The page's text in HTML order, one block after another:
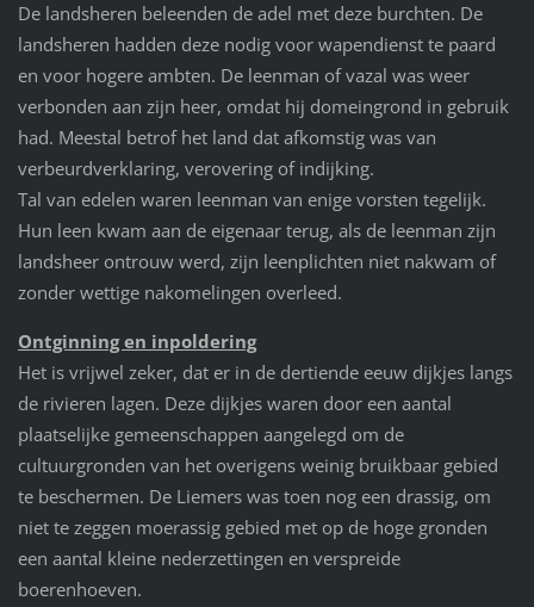
De landsheren beleenden de adel met deze burchten. De
landsheren hadden deze nodig voor wapendienst te paard
en voor hogere ambten. De leenman of vazal was weer
verbonden aan zijn heer, omdat hij domeingrond in gebruik
had. Meestal betrof het land dat afkomstig was van
verbeurdverklaring, verovering of indijking.
Tal van edelen waren leenman van enige vorsten tegelijk.
Hun leen kwam aan de eigenaar terug, als de leenman zijn
landsheer ontrouw werd, zijn leenplichten niet nakwam of
zonder wettige nakomelingen overleed.
Ontginning en inpoldering
Het is vrijwel zeker, dat er in de dertiende eeuw dijkjes langs
de rivieren lagen. Deze dijkjes waren door een aantal
plaatselijke gemeenschappen aangelegd om de
cultuurgronden van het overigens weinig bruikbaar gebied
te beschermen. De Liemers was toen nog een drassig, om
niet te zeggen moerassig gebied met op de hoge gronden
een aantal kleine nederzettingen en verspreide
boerenhoeven.